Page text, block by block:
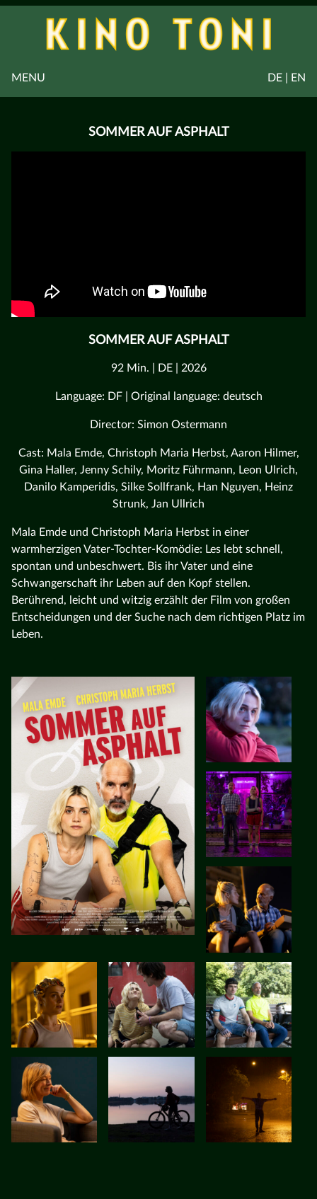
DE | EN
MENU
SOMMER AUF ASPHALT
SOMMER AUF ASPHALT
92 Min. | DE | 2026
Language: DF | Original language: deutsch
Director: Simon Ostermann
Cast: Mala Emde, Christoph Maria Herbst, Aaron Hilmer,
Gina Haller, Jenny Schily, Moritz Führmann, Leon Ulrich,
Danilo Kamperidis, Silke Sollfrank, Han Nguyen, Heinz
Strunk, Jan Ullrich
Mala Emde und Christoph Maria Herbst in einer
warmherzigen Vater-Tochter-Komödie: Les lebt schnell,
spontan und unbeschwert. Bis ihr Vater und eine
Schwangerschaft ihr Leben auf den Kopf stellen.
Berührend, leicht und witzig erzählt der Film von großen
Entscheidungen und der Suche nach dem richtigen Platz im
Leben.